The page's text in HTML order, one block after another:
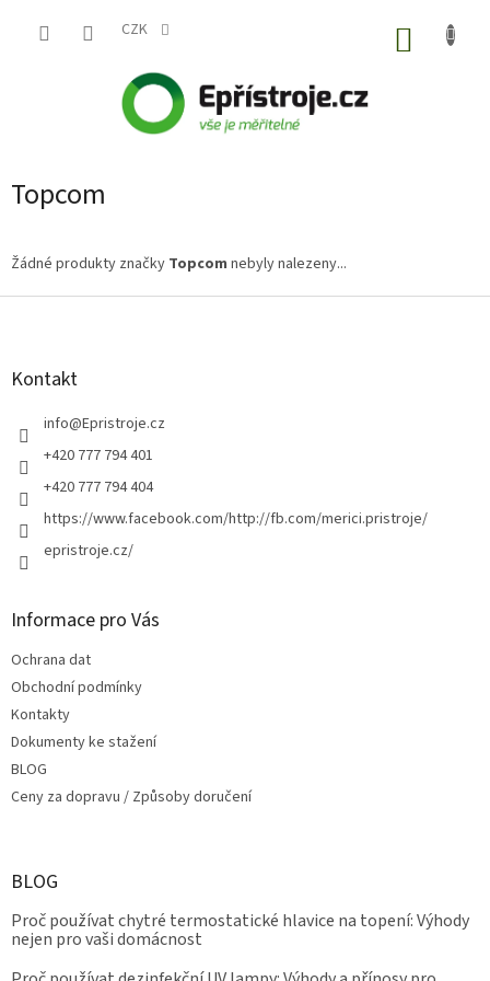
CZK
Topcom
Žádné produkty značky Topcom nebyly nalezeny...
Z
Kontakt
info@Epristroje.cz
+420 777 794 401
+420 777 794 404
https://www.facebook.com/http://fb.com/merici.pristroje/
epristroje.cz/
Informace pro Vás
Ochrana dat
Obchodní podmínky
Kontakty
Dokumenty ke stažení
BLOG
Ceny za dopravu / Způsoby doručení
BLOG
Proč používat chytré termostatické hlavice na topení: Výhody
nejen pro vaši domácnost